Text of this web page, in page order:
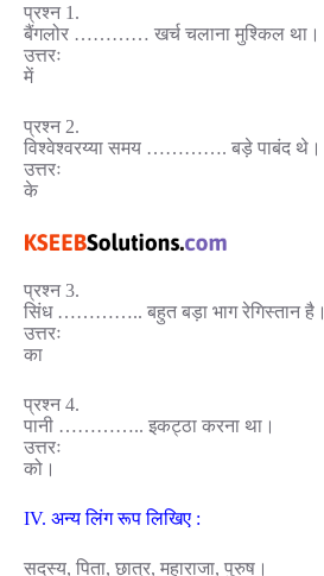
प्रश्न 1.
बैंगलोर ………… खर्च चलाना मुश्किल था।
उत्तरः
में
प्रश्न 2.
विश्वेश्वरय्या समय …………. बड़े पाबंद थे।
उत्तरः
के
प्रश्न 3.
सिंध ………….. बहुत बड़ा भाग रेगिस्तान है।
उत्तरः
का
प्रश्न 4.
पानी ………….. इकट्ठा करना था।
उत्तरः
को।
IV. अन्य लिंग रूप लिखिए :
सदस्य, पिता, छात्र, महाराजा, पुरुष।